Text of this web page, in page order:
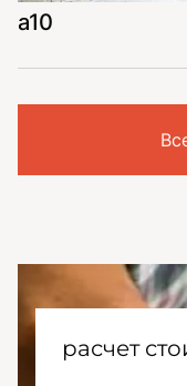
a10
расчет